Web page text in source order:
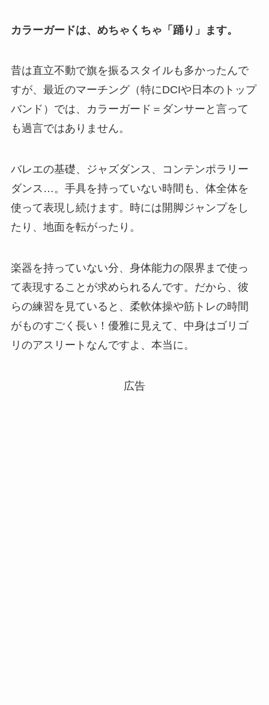
カラーガードは、めちゃくちゃ「踊り」ます。
昔は直立不動で旗を振るスタイルも多かったんで
すが、最近のマーチング（特にDCIや日本のトップ
バンド）では、カラーガード＝ダンサーと言って
も過言ではありません。
バレエの基礎、ジャズダンス、コンテンポラリー
ダンス…。手具を持っていない時間も、体全体を
使って表現し続けます。時には開脚ジャンプをし
たり、地面を転がったり。
楽器を持っていない分、身体能力の限界まで使っ
て表現することが求められるんです。だから、彼
らの練習を見ていると、柔軟体操や筋トレの時間
がものすごく長い！優雅に見えて、中身はゴリゴ
リのアスリートなんですよ、本当に。
広告